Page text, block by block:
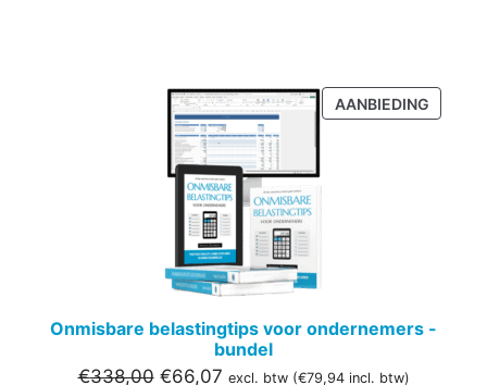
AANBIEDING
IN
Onmisbare belastingtips voor ondernemers -
bundel
€338,00 Oorspronkelijke
€66,07Huidige
excl. btw (€79,94incl. btw)